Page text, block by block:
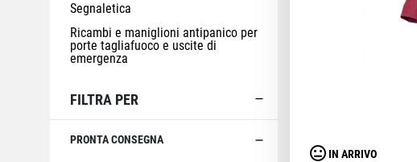
Segnaletica
Ricambi e maniglioni antipanico per
porte tagliafuoco e uscite di
emergenza
FILTRA PER
PRONTA CONSEGNA
IN ARRIVO